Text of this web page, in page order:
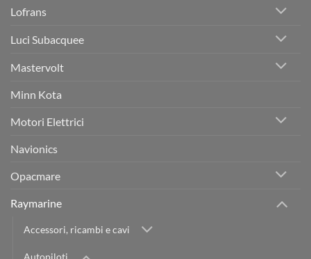
Lofrans
Luci Subacquee
Mastervolt
Minn Kota
Motori Elettrici
Navionics
Opacmare
Raymarine
Accessori, ricambi e cavi
Autopiloti